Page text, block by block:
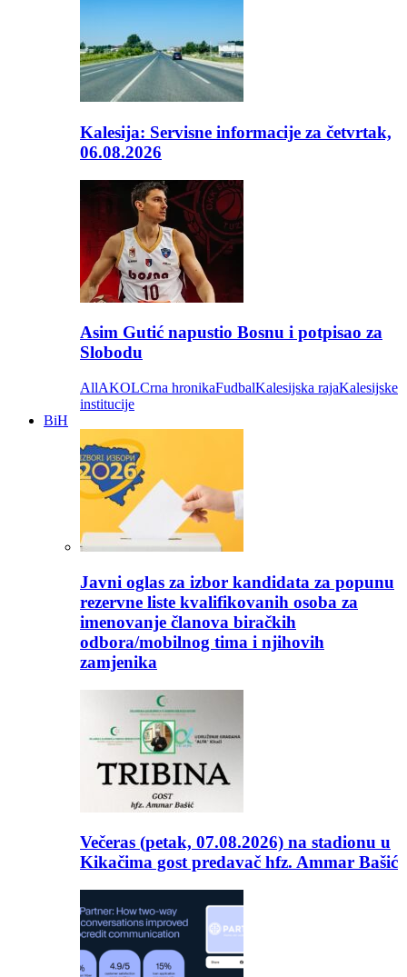
Kalesija: Servisne informacije za četvrtak,
06.08.2026
Asim Gutić napustio Bosnu i potpisao za
Slobodu
AllAKOLCrna hronikaFudbalKalesijska rajaKalesijske
institucije
BiH
Javni oglas za izbor kandidata za popunu
rezervne liste kvalifikovanih osoba za
imenovanje članova biračkih
odbora/mobilnog tima i njihovih
zamjenika
Večeras (petak, 07.08.2026) na stadionu u
Kikačima gost predavač hfz. Ammar Bašić